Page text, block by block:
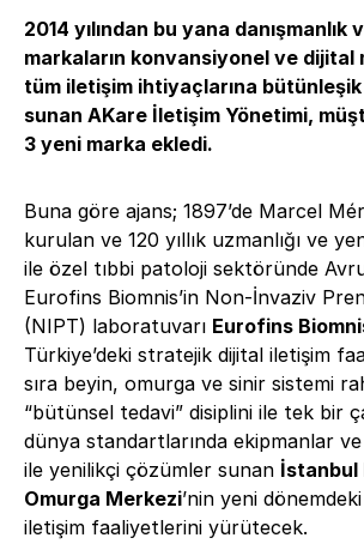
2014 yılından bu yana danışmanlık
markaların konvansiyonel ve dijital
tüm iletişim ihtiyaçlarına
sunan AKare İletişim Yönetimi,
3 yeni marka ekledi.
Buna göre ajans; 1897’de Marcel
kurulan ve 120 yıllık uzmanlığı ve
ile özel tıbbi patoloji sektöründe
Eurofins Biomnis’in Non-İnvaziv
(NIPT) laboratuvarı Eurofins
Türkiye’deki stratejik dijital iletişim
sıra beyin, omurga ve sinir sistemi
“bütünsel tedavi” disiplini ile tek bir
dünya standartlarında ekipmanlar
ile yenilikçi çözümler sunan İstanbul
Omurga Merkezi’nin yeni
iletişim faaliyetlerini yürütecek.